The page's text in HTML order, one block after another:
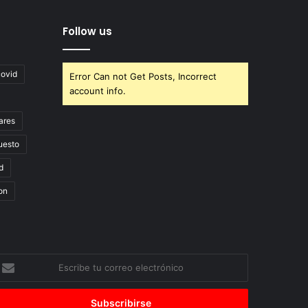
Follow us
Error Can not Get Posts, Incorrect
account info.